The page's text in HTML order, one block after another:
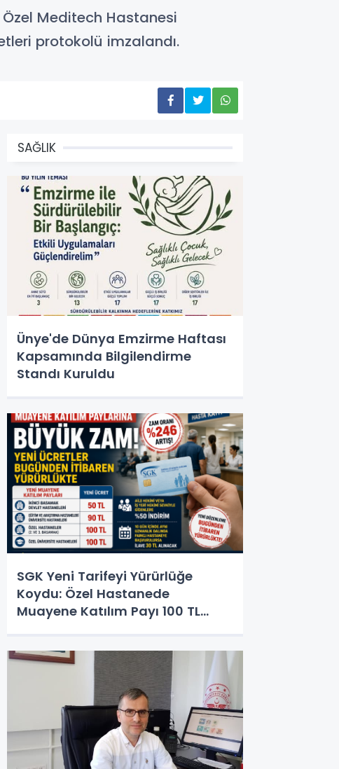
Meditech Hastanesi
protokolü imzalandı.
SAĞLIK
Ünye'de Dünya Emzirme Haftası
Kapsamında Bilgilendirme
Standı Kuruldu
SGK Yeni Tarifeyi Yürürlüğe
Koydu: Özel Hastanede
Muayene Katılım Payı 100 TL